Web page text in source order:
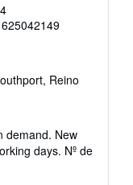
Reino
demand. New
days. Nº de